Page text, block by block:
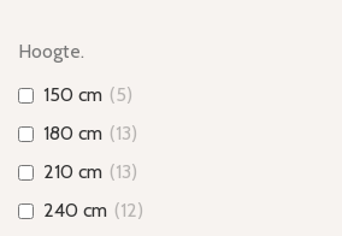
Hoogte.
150 cm (5)
180 cm (13)
210 cm (13)
240 cm (12)